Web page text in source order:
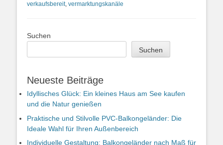
verkaufsbereit, vermarktungskanäle
Suchen
Suchen
Neueste Beiträge
Idyllisches Glück: Ein kleines Haus am See kaufen
und die Natur genießen
Praktische und Stilvolle PVC-Balkongeländer: Die
Ideale Wahl für Ihren Außenbereich
Individuelle Gestaltung: Balkongeländer nach Maß für